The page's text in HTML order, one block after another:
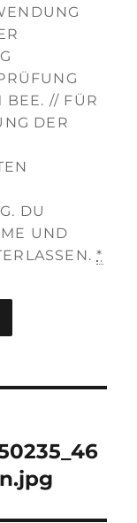
BEE. // FÜR
DER
DU
UND
*